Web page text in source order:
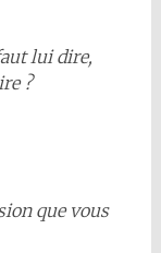
lui dire,
?
que vous